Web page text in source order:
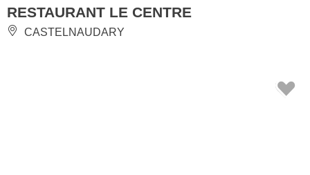
RESTAURANT LE CENTRE
CASTELNAUDARY